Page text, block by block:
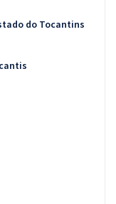
do Tocantins